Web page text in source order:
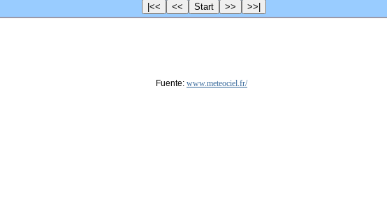
Fuente: www.meteociel.fr/